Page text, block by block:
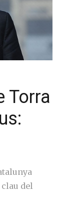
Torra
del